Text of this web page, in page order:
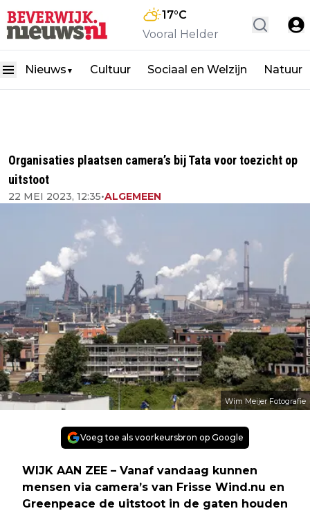
17°C
Vooral Helder
Nieuws ▼ Cultuur Sociaal en Welzijn Natuur
Organisaties plaatsen camera’s bij Tata voor toezicht op
uitstoot
22 MEI 2023, 12:35•ALGEMEEN
Wim Meijer Fotografie
Voeg toe als voorkeursbron op Google
WIJK AAN ZEE – Vanaf vandaag kunnen
mensen via camera’s van Frisse Wind.nu en
Greenpeace de uitstoot in de gaten houden